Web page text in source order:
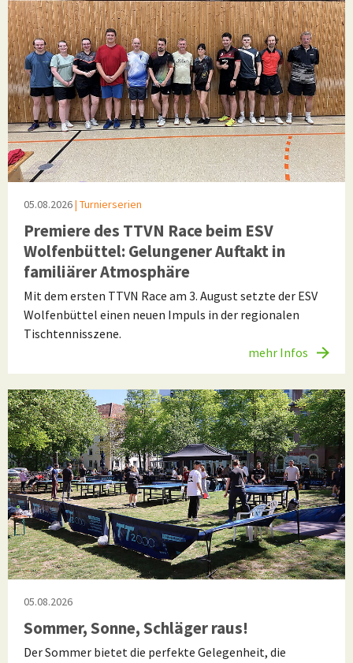
05.08.2026| Turnierserien
Premiere des TTVN Race beim ESV
Wolfenbüttel: Gelungener Auftakt in
familiärer Atmosphäre
Mit dem ersten TTVN Race am 3. August setzte der ESV
Wolfenbüttel einen neuen Impuls in der regionalen
Tischtennisszene.
mehr Infos
05.08.2026
Sommer, Sonne, Schläger raus!
Der Sommer bietet die perfekte Gelegenheit, die